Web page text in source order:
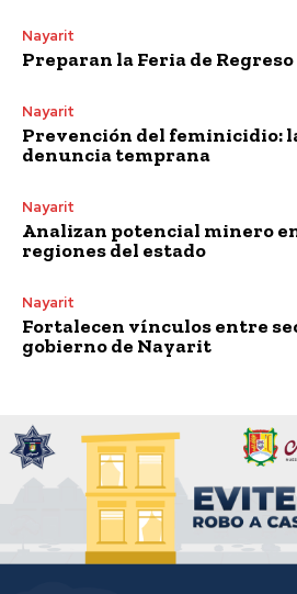
Nayarit
Preparan la Feria de Regreso
Nayarit
Prevención del feminicidio:
denuncia temprana
Nayarit
Analizan potencial minero
regiones del estado
Nayarit
Fortalecen vínculos entre
gobierno de Nayarit